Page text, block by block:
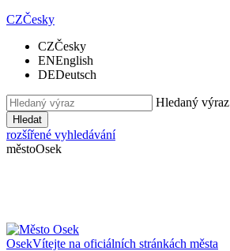
CZČesky
CZČesky
ENEnglish
DEDeutsch
Hledaný výraz
Hledat
rozšířené vyhledávání
městoOsek
OsekVítejte na oficiálních stránkách města